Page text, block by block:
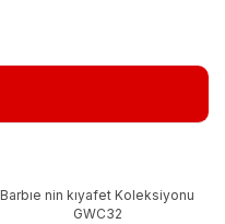
Barbıe nin kıyafet Koleksiyonu
GWC32